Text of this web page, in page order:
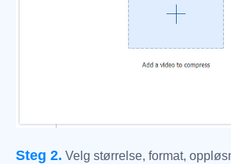
Steg 2. Velg størrelse, format,